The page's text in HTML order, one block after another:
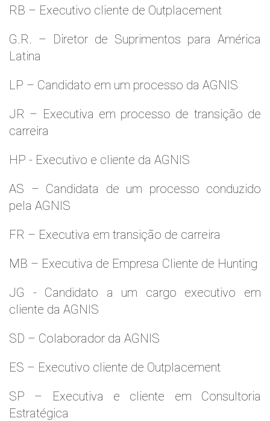
RB – Executivo cliente de Outplacement
G.R. – Diretor de Suprimentos para América
Latina
LP – Candidato em um processo da AGNIS
JR – Executiva em processo de transição de
carreira
HP - Executivo e cliente da AGNIS
AS – Candidata de um processo conduzido
pela AGNIS
FR – Executiva em transição de carreira
MB – Executiva de Empresa Cliente de Hunting
JG - Candidato a um cargo executivo em
cliente da AGNIS
SD – Colaborador da AGNIS
ES – Executivo cliente de Outplacement
SP – Executiva e cliente em Consultoria
Estratégica